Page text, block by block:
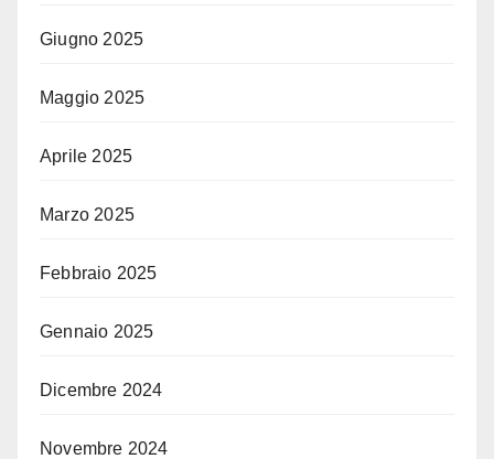
Giugno 2025
Maggio 2025
Aprile 2025
Marzo 2025
Febbraio 2025
Gennaio 2025
Dicembre 2024
Novembre 2024